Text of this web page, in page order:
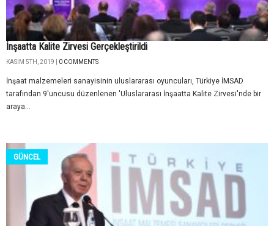
İnşaatta Kalite Zirvesi Gerçekleştirildi
KASIM 5TH, 2019 | 0 COMMENTS
İnşaat malzemeleri sanayisinin uluslararası oyuncuları, Türkiye İMSAD
tarafından 9'uncusu düzenlenen 'Uluslararası İnşaatta Kalite Zirvesi'nde bir
araya...
GÜNCEL